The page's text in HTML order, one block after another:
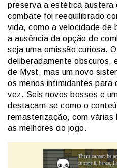
preserva a estética austera
combate foi reequilibrado
vida, como a velocidade de
a ausência da opção de
seja uma omissão curiosa.
deliberadamente obscuros,
de Myst, mas um novo
os menos intimidantes para
vez. Seis novos bosses e
destacam-se como o
remasterização, com várias
as melhores do jogo.